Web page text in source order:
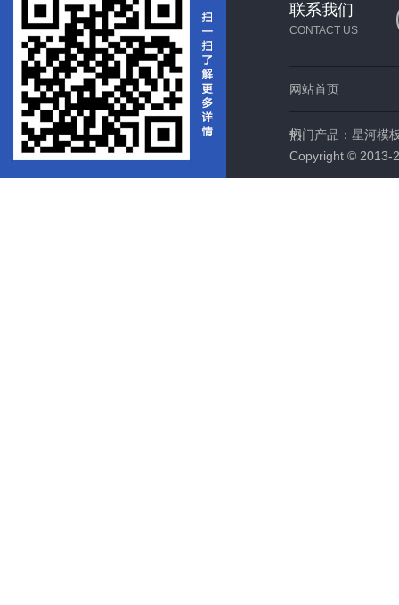
联系我们
CONTACT US
网站首页
们
热门产品： 星河模
Copyright © 2013-